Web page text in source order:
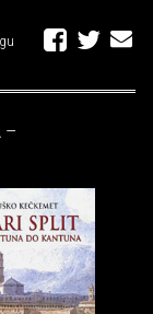
–